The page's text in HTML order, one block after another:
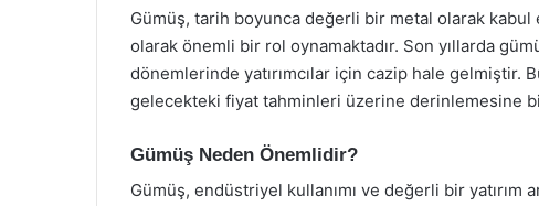
Gümüş, tarih boyunca değerli bir metal olarak kabul
olarak önemli bir rol oynamaktadır. Son yıllarda
dönemlerinde yatırımcılar için cazip hale gelmiştir.
gelecekteki fiyat tahminleri üzerine derinlemesine
Gümüş Neden Önemlidir?
Gümüş, endüstriyel kullanımı ve değerli bir yatırım